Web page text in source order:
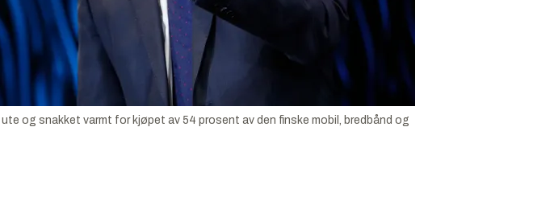
og snakket varmt for kjøpet av 54 prosent av den finske mobil, bredbånd og